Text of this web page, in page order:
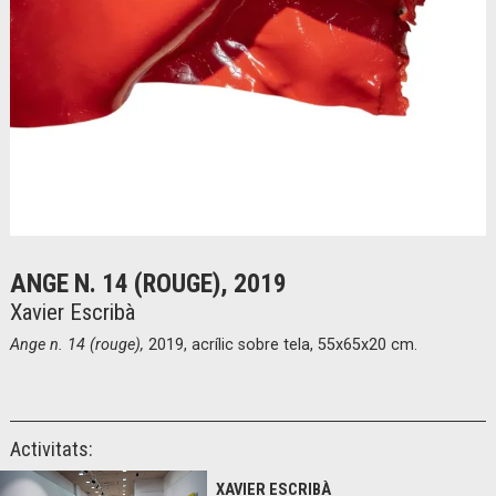
ANGE N. 14 (ROUGE), 2019
Xavier Escribà
Ange n. 14 (rouge), 2019, acrílic sobre tela, 55x65x20 cm.
Activitats:
XAVIER ESCRIBÀ